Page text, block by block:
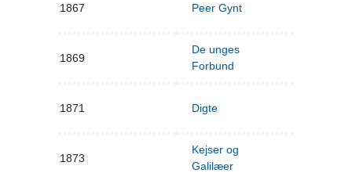
1867 Peer Gynt
1869
De unges
Forbund
1871 Digte
1873
Kejser og
Galilæer